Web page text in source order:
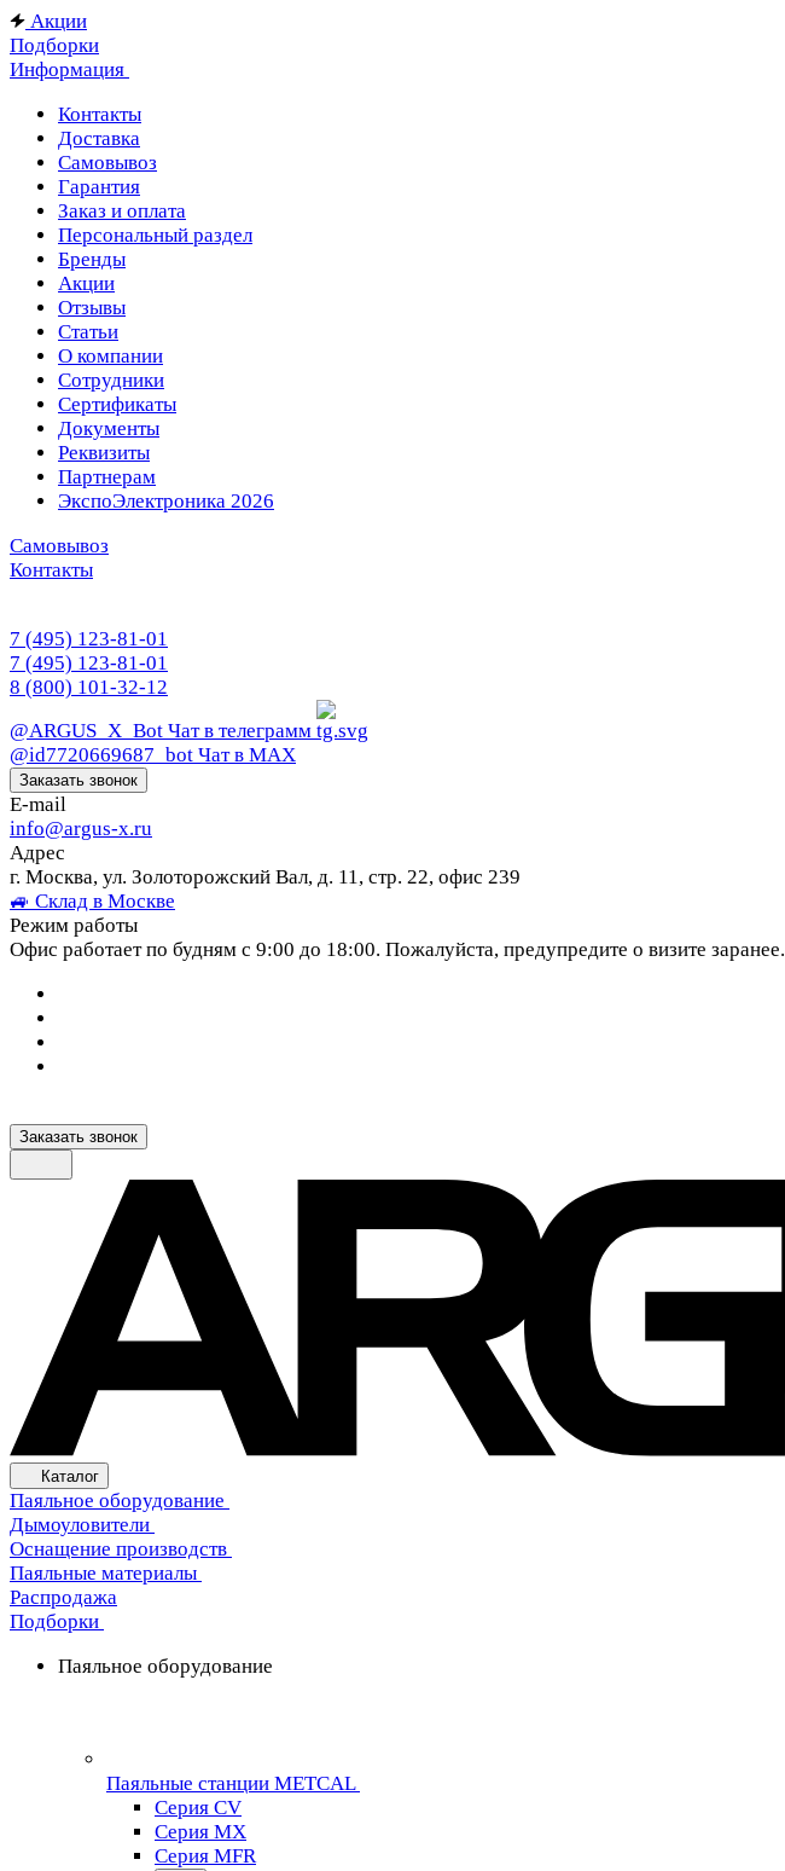
Акции
Подборки
Информация
Контакты
Доставка
Самовывоз
Гарантия
Заказ и оплата
Персональный раздел
Бренды
Акции
Отзывы
Статьи
О компании
Сотрудники
Сертификаты
Документы
Реквизиты
Партнерам
ЭкспоЭлектроника 2026
Самовывоз
Контакты
7 (495) 123-81-01
7 (495) 123-81-01
8 (800) 101-32-12
@ARGUS_X_Bot Чат в телеграмм
@id7720669687_bot Чат в МАХ
Заказать звонок
E-mail
info@argus-x.ru
Адрес
г. Москва, ул. Золоторожский Вал, д. 11, стр. 22, офис 239
🚙 Склад в Москве
Режим работы
Офис работает по будням с 9:00 до 18:00. Пожалуйста, предупредите о визите заранее.
Заказать звонок
Каталог
Паяльное оборудование
Дымоуловители
Оснащение производств
Паяльные материалы
Распродажа
Подборки
Паяльное оборудование
Паяльные станции METCAL
Серия CV
Серия MX
Серия MFR